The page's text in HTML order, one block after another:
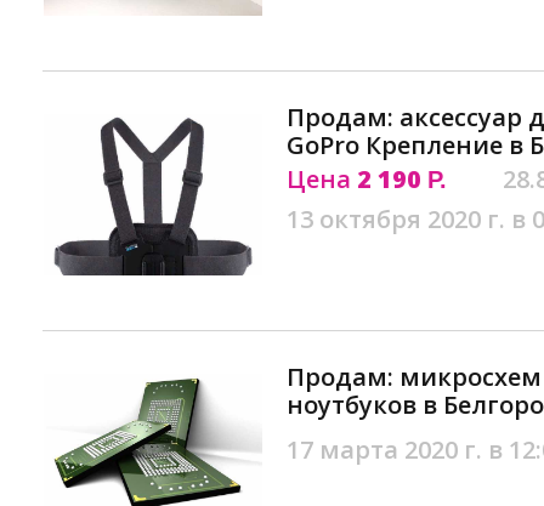
Продам: аксессуар
GoPro Крепление в
Цена 2 190 Р.
13 октября 2020 г. в
Продам:
ноутбуков в
17 марта 2020 г. в